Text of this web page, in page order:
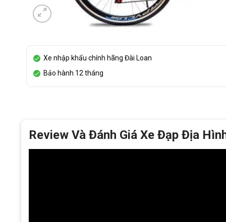
Xe nhập khẩu chính hãng Đài Loan
Bảo hành 12 tháng
Review Và Đánh Giá Xe Đạp Địa